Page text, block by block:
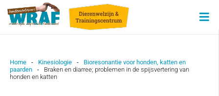
Home - Kinesiologie -
Bioresonantie voor honden, katten en
paarden
-
Braken en diarree; problemen in de spijsvertering van
honden en katten